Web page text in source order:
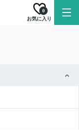
お気に入り
0